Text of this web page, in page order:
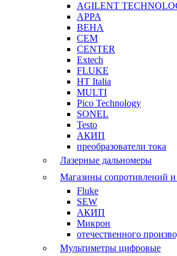
AGILENT
APPA
BEHA
CEM
CENTER
Extech
FLUKE
HT Italia
MULTI
Pico Technology
SONEL
Testo
АКИП
преобразователи тока
Лазерные дальномеры
Магазины сопротивлений
Fluke
SEW
АКИП
Микрон
отечественного
Мультиметры цифровые